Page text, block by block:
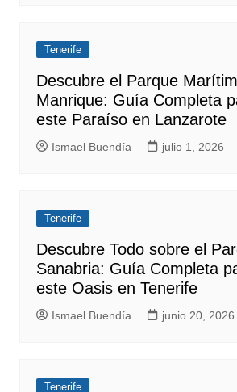
Tenerife
Descubre el Parque
Manrique: Guía Completa
este Paraíso en Lanzarote
Ismael Buendía julio 1, 2026
Tenerife
Descubre Todo sobre el
Sanabria: Guía Completa
este Oasis en Tenerife
Ismael Buendía junio 20, 2026
Tenerife